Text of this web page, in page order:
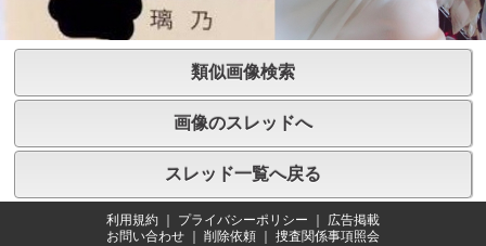
類似画像検索
画像のスレッドへ
スレッド一覧へ戻る
利用規約 プライバシーポリシー
広告掲載
お問い合わせ
削除依頼 捜査関係事項照会